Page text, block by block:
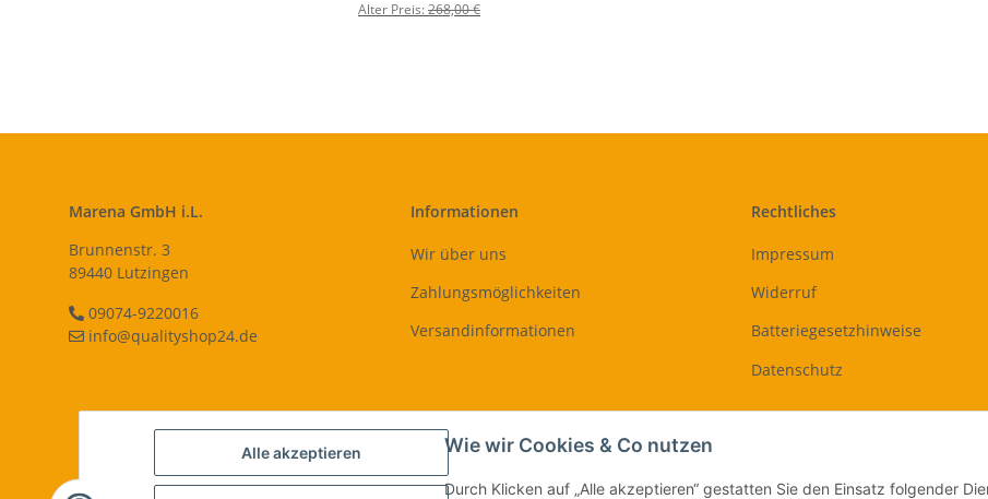
Alle akzeptieren Wie wir Cookies & Co nutzen
Durch Klicken auf „Alle akzeptieren“ gestatten Sie den Einsatz folgender
Universalmesser
Alter Preis:268,00 €
Marena GmbH i.L.
Brunnenstr. 3
89440 Lutzingen
09074-9220016
info@qualityshop24.de
Informationen
Wir über uns
Zahlungsmöglichkeiten
Versandinformationen
Rechtliches
Impressum
Widerruf
Batteriegesetzhinweise
Datenschutz
Vertrag widerrufen